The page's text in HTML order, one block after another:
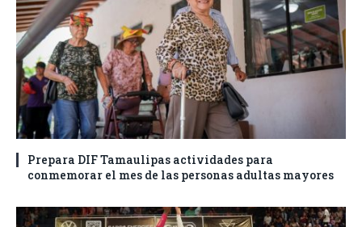
Prepara DIF Tamaulipas actividades para
conmemorar el mes de las personas adultas mayores